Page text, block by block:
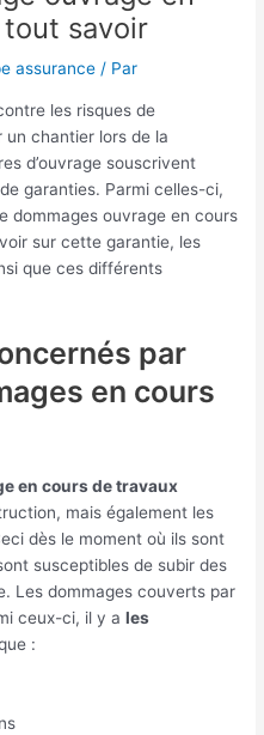
savoir
assurance / Par
les risques de
chantier lors de la
d’ouvrage souscrivent
garanties. Parmi celles-ci,
dommages ouvrage en cours
sur cette garantie, les
que ces différents
par
en cours
en cours de travaux
mais également les
dès le moment où ils sont
susceptibles de subir des
Les dommages couverts par
ceux-ci, il y ales
: